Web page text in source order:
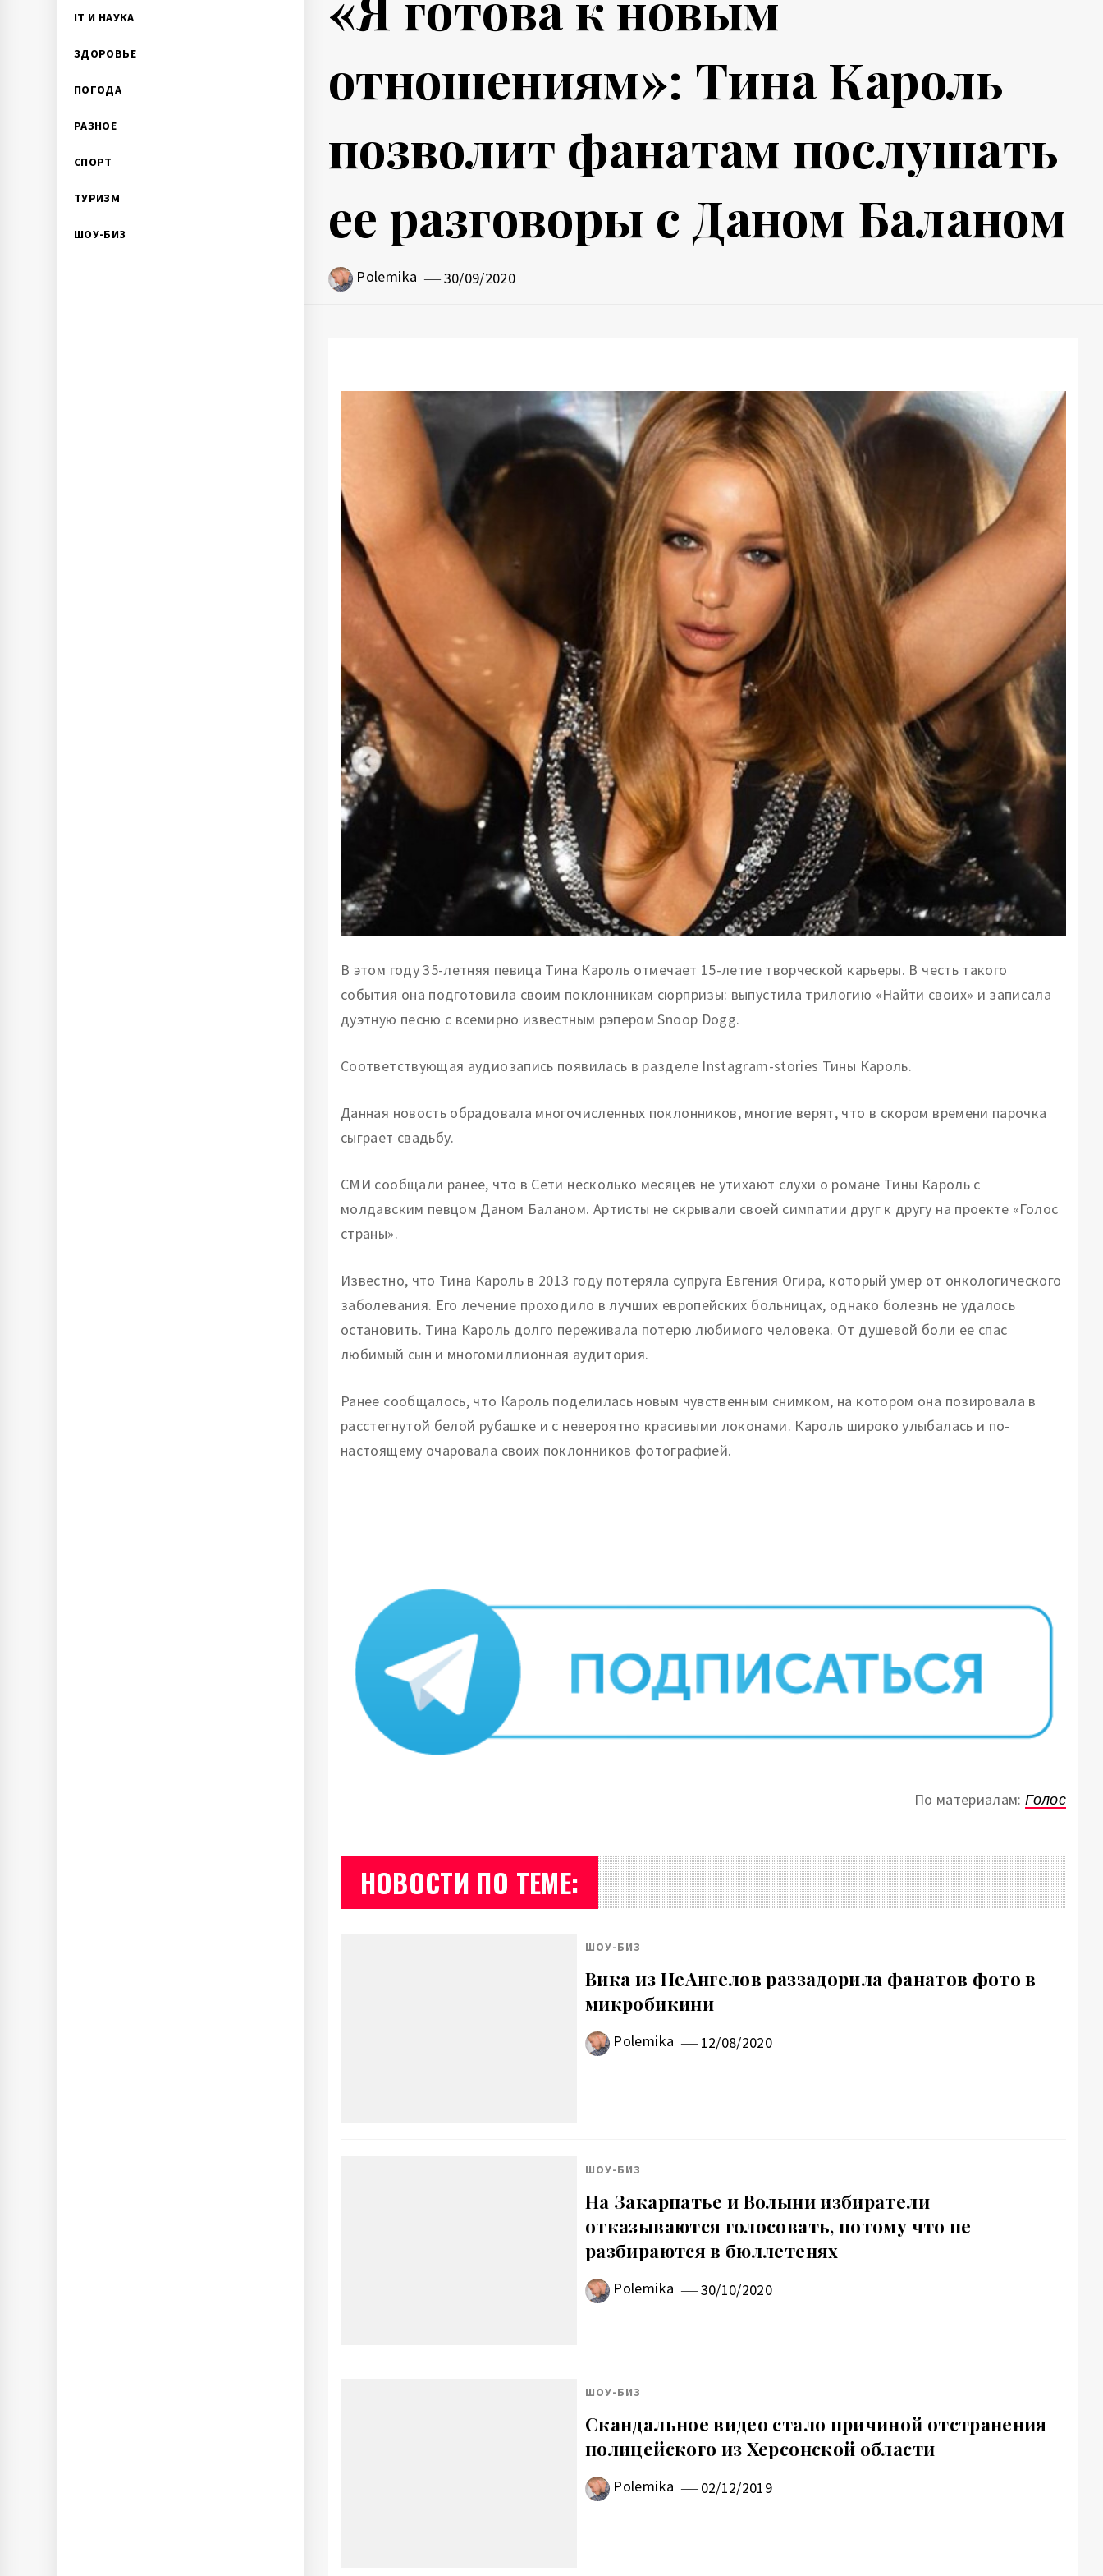
IT И НАУКА
ЗДОРОВЬЕ
ПОГОДА
РАЗНОЕ
СПОРТ
ТУРИЗМ
ШОУ-БИЗ
отношениям»: Тина Кароль
позволит фанатам послушать
ее разговоры с Даном Баланом
Polemika 30/09/2020
В этом году 35-летняя певица Тина Кароль отмечает 15-летие творческой карьеры. В честь такого
события она подготовила своим поклонникам сюрпризы: выпустила трилогию «Найти своих» и записала
дуэтную песню с всемирно известным рэпером Snoop Dogg.
Соответствующая аудиозапись появилась в разделе Instagram-stories Тины Кароль.
Данная новость обрадовала многочисленных поклонников, многие верят, что в скором времени парочка
сыграет свадьбу.
СМИ сообщали ранее, что в Сети несколько месяцев не утихают слухи о романе Тины Кароль с
молдавским певцом Даном Баланом. Артисты не скрывали своей симпатии друг к другу на проекте «Голос
страны».
Известно, что Тина Кароль в 2013 году потеряла супруга Евгения Огира, который умер от онкологического
заболевания. Его лечение проходило в лучших европейских больницах, однако болезнь не удалось
остановить. Тина Кароль долго переживала потерю любимого человека. От душевой боли ее спас
любимый сын и многомиллионная аудитория.
Ранее сообщалось, что Кароль поделилась новым чувственным снимком, на котором она позировала в
расстегнутой белой рубашке и с невероятно красивыми локонами. Кароль широко улыбалась и по-
настоящему очаровала своих поклонников фотографией.
По материалам:Голос
НОВОСТИ ПО ТЕМЕ:
ШОУ-БИЗ
Вика из НеАнгелов раззадорила фанатов фото в
микробикини
Polemika 12/08/2020
ШОУ-БИЗ
На Закарпатье и Волыни избиратели
отказываются голосовать, потому что не
разбираются в бюллетенях
Polemika 30/10/2020
ШОУ-БИЗ
Скандальное видео стало причиной отстранения
полицейского из Херсонской области
Polemika 02/12/2019